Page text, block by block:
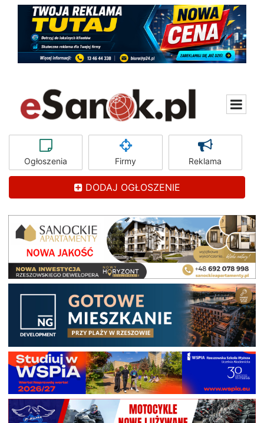
Ogłoszenia Firmy Reklama
DODAJ OGŁOSZENIE